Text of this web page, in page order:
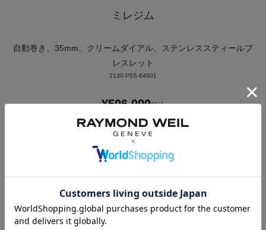
ミレジム
自動巻き、35mm、クリームダイアル、ステンレススティールブ
レスレット
2130-P5S-64001
¥506,000税込
2営業日以内に発送
お気に入りに登録する
カートに入れる ＞